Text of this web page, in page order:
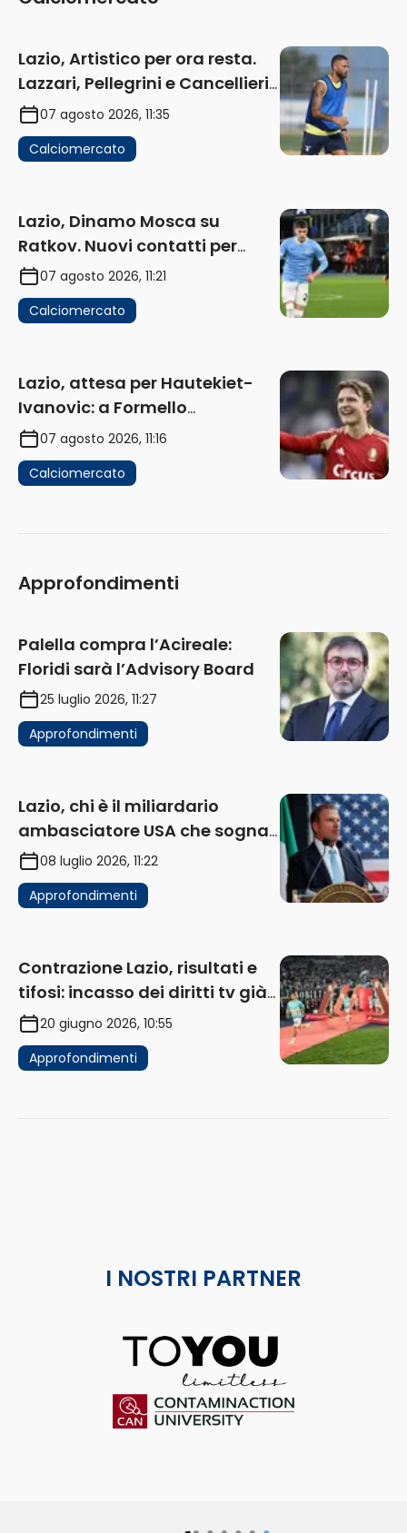
Lazio, Artistico per ora resta.
Lazzari, Pellegrini e Cancellieri
in uscita
07 agosto 2026, 11:35
Calciomercato
Lazio, Dinamo Mosca su
Ratkov. Nuovi contatti per
Pinamonti
07 agosto 2026, 11:21
Calciomercato
Lazio, attesa per Hautekiet-
Ivanovic: a Formello
attendono risposte
07 agosto 2026, 11:16
Calciomercato
Approfondimenti
Palella compra l’Acireale:
Floridi sarà l’Advisory Board
25 luglio 2026, 11:27
Approfondimenti
Lazio, chi è il miliardario
ambasciatore USA che sogna
di acquistare un club in Italia
08 luglio 2026, 11:22
Approfondimenti
Contrazione Lazio, risultati e
tifosi: incasso dei diritti tv già
in flessione
20 giugno 2026, 10:55
Approfondimenti
I NOSTRI PARTNER
ToYou